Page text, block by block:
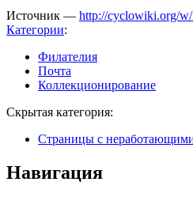
Источник — http://cyclowiki.org/
Категории:
Филателия
Почта
Коллекционирование
Скрытая категория:
Страницы с
Навигация